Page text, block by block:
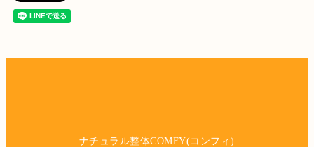
ナチュラル整体COMFY(コンフィ)